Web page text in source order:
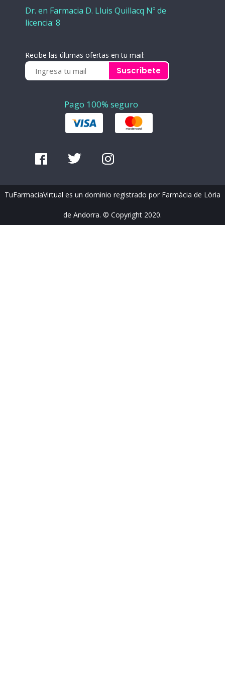
Dr. en Farmacia D. Lluis Quillacq Nº de
licencia: 8
Recibe las últimas ofertas en tu mail:
Suscríbete
Pago 100% seguro
TuFarmaciaVirtual es un dominio registrado por Farmàcia de Lòria
de Andorra. © Copyright 2020.